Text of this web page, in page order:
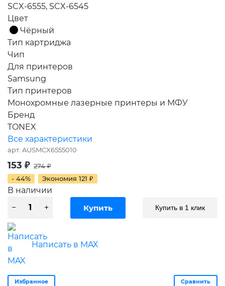
SCX-6555, SCX-6545
Цвет
Чёрный
Тип картриджа
Чип
Для принтеров
Samsung
Тип принтеров
Монохромные лазерные принтеры и МФУ
Бренд
TONEX
Все характеристики
арт. AUSMCX6555010
153 ₽ 274₽
- 44%
Экономия 121 ₽
В наличии
Купить в 1 клик
Написать в MAX
Избранное Сравнить